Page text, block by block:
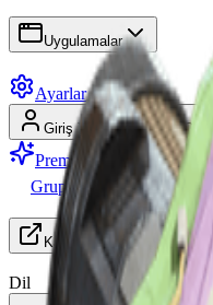
Uygulamalar
Ayarlar
Giriş Yap Kayıt Ol
Premium'a Geç
Grup Arayışı
Kaynaklar
Dil